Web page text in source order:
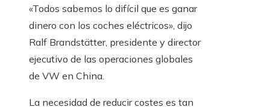
«Todos sabemos lo difícil que es ganar
dinero con los coches eléctricos», dijo
Ralf Brandstätter, presidente y director
ejecutivo de las operaciones globales
de VW en China.
La necesidad de reducir costes es tan